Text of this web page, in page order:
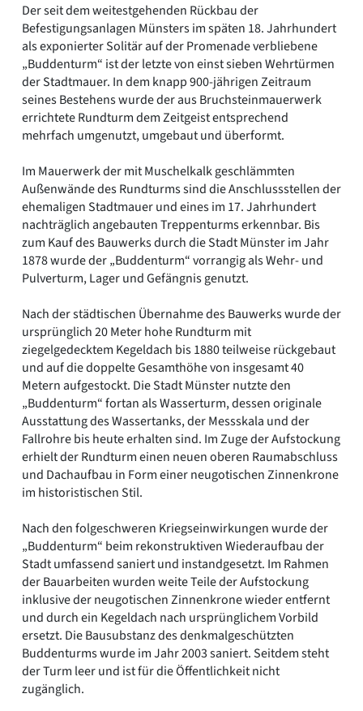
Der seit dem weitestgehenden Rückbau der
Befestigungsanlagen Münsters im späten 18. Jahrhundert
als exponierter Solitär auf der Promenade verbliebene
„Buddenturm“ ist der letzte von einst sieben Wehrtürmen
der Stadtmauer. In dem knapp 900-jährigen Zeitraum
seines Bestehens wurde der aus Bruchsteinmauerwerk
errichtete Rundturm dem Zeitgeist entsprechend
mehrfach umgenutzt, umgebaut und überformt.
Im Mauerwerk der mit Muschelkalk geschlämmten
Außenwände des Rundturms sind die Anschlussstellen der
ehemaligen Stadtmauer und eines im 17. Jahrhundert
nachträglich angebauten Treppenturms erkennbar. Bis
zum Kauf des Bauwerks durch die Stadt Münster im Jahr
1878 wurde der „Buddenturm“ vorrangig als Wehr- und
Pulverturm, Lager und Gefängnis genutzt.
Nach der städtischen Übernahme des Bauwerks wurde der
ursprünglich 20 Meter hohe Rundturm mit
ziegelgedecktem Kegeldach bis 1880 teilweise rückgebaut
und auf die doppelte Gesamthöhe von insgesamt 40
Metern aufgestockt. Die Stadt Münster nutzte den
„Buddenturm“ fortan als Wasserturm, dessen originale
Ausstattung des Wassertanks, der Messskala und der
Fallrohre bis heute erhalten sind. Im Zuge der Aufstockung
erhielt der Rundturm einen neuen oberen Raumabschluss
und Dachaufbau in Form einer neugotischen Zinnenkrone
im historistischen Stil.
Nach den folgeschweren Kriegseinwirkungen wurde der
„Buddenturm“ beim rekonstruktiven Wiederaufbau der
Stadt umfassend saniert und instandgesetzt. Im Rahmen
der Bauarbeiten wurden weite Teile der Aufstockung
inklusive der neugotischen Zinnenkrone wieder entfernt
und durch ein Kegeldach nach ursprünglichem Vorbild
ersetzt. Die Bausubstanz des denkmalgeschützten
Buddenturms wurde im Jahr 2003 saniert. Seitdem steht
der Turm leer und ist für die Öffentlichkeit nicht
zugänglich.